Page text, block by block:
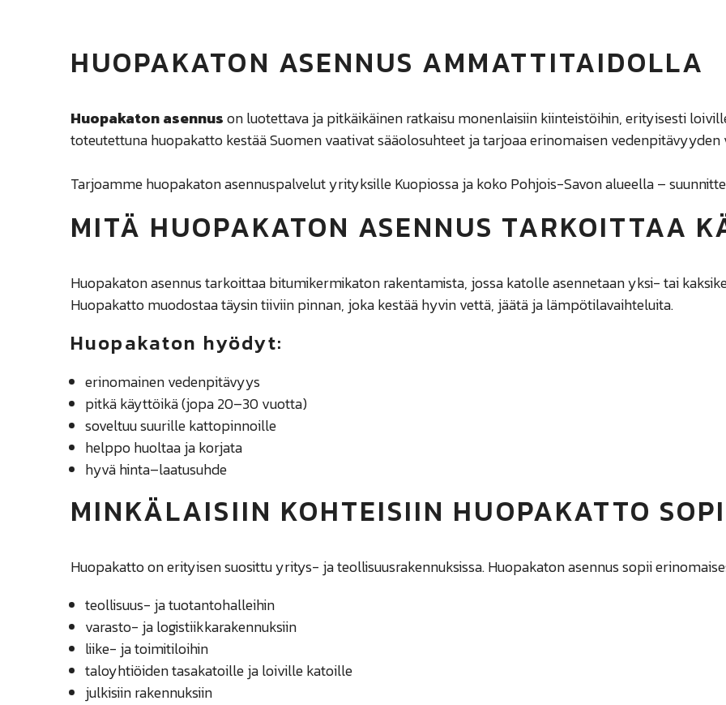
HUOPAKATON ASENNUS AMMATTITAIDOLLA
Huopakaton asennuson luotettava ja pitkäikäinen ratkaisu monenlaisiin kiinteistöihin, erityisesti
toteutettuna huopakatto kestää Suomen vaativat sääolosuhteet ja tarjoaa erinomaisen
Tarjoamme huopakaton asennuspalvelut yrityksille Kuopiossa ja koko Pohjois-Savon alueella –
MITÄ HUOPAKATON ASENNUS TARKOITTAA
Huopakaton asennus tarkoittaabitumikermikatonrakentamista, jossa katolle asennetaan yksi- tai
Huopakatto muodostaa täysin tiiviin pinnan, joka kestää hyvin vettä, jäätä ja lämpötilavaihteluita.
Huopakaton hyödyt:
erinomainen vedenpitävyys
pitkä käyttöikä (jopa 20–30 vuotta)
soveltuu suurille kattopinnoille
helppo huoltaa ja korjata
hyvä hinta–laatusuhde
MINKÄLAISIIN KOHTEISIIN HUOPAKATTO
Huopakatto on erityisen suosittu yritys- ja teollisuusrakennuksissa. Huopakaton asennus sopii
teollisuus- ja tuotantohalleihin
varasto- ja logistiikkarakennuksiin
liike- ja toimitiloihin
taloyhtiöiden tasakatoille ja loiville katoille
julkisiin rakennuksiin